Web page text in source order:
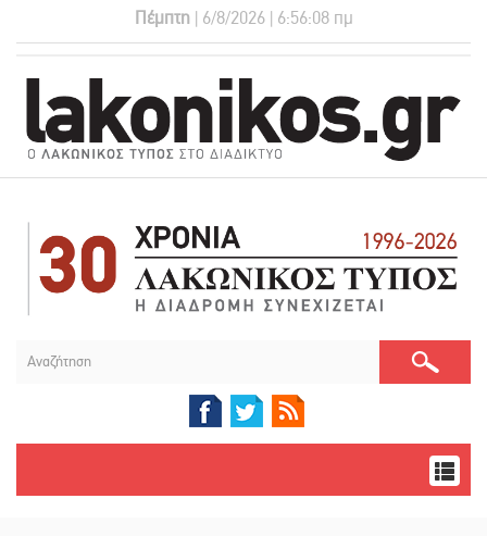
Πέμπτη | 6/8/2026 | 6:56:09 πμ